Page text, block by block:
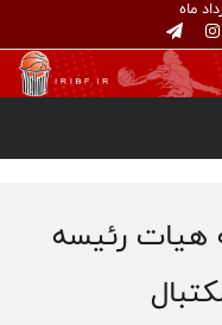
ماه
هیات رئیسه